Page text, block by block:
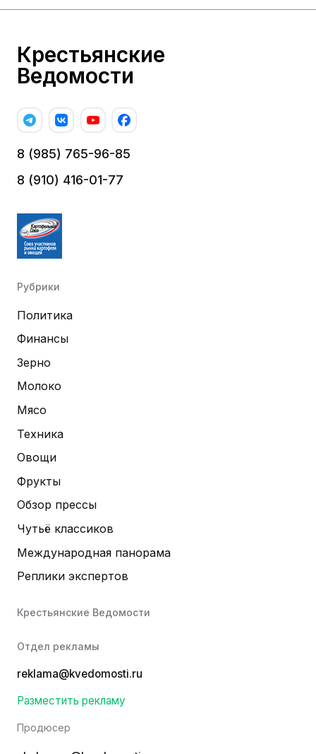
Крестьянские
Ведомости
8 (985) 765-96-85
8 (910) 416-01-77
Рубрики
Политика
Финансы
Зерно
Молоко
Мясо
Техника
Овощи
Фрукты
Обзор прессы
Чутьё классиков
Международная панорама
Реплики экспертов
Крестьянские Ведомости
Отдел рекламы
reklama@kvedomosti.ru
Разместить рекламу
Продюсер